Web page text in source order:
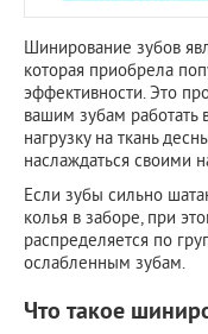
Шинирование зубов
которая приобрела
эффективности. Это
вашим зубам работать
нагрузку на ткань
наслаждаться своими
Если зубы сильно
колья в заборе, при
распределяется по
ослабленным зубам.
Что такое